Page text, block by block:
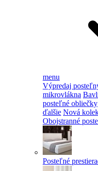
menu
Výpredaj
mikrovlákna
posteľné obliečky
ďalšie Nová
Obojstranné
Posteľné